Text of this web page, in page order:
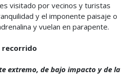
visitado por vecinos y turistas
y el imponente paisaje o
y vuelan en parapente.
recorrido
extremo, de bajo impacto y de la